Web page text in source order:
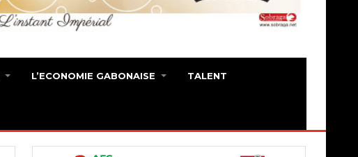
L’ECONOMIE GABONAISE TALENT